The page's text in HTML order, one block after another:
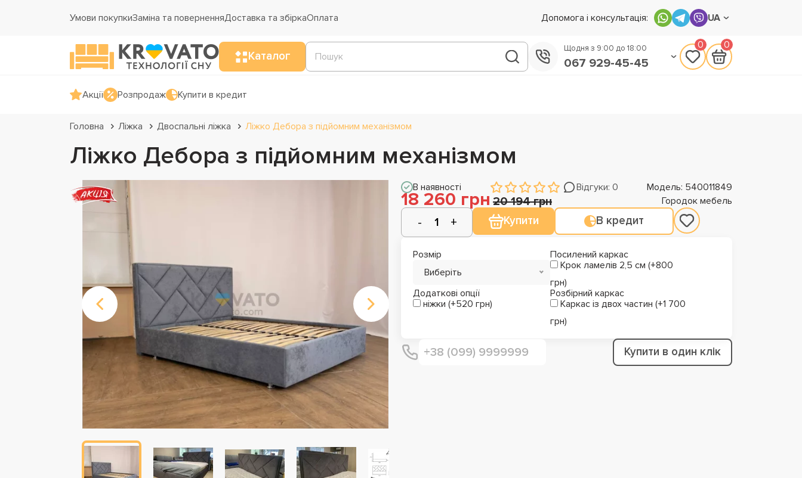
Умови покупкиЗаміна та поверненняДоставка та збіркаОплата Допомога і консультація: UA
Каталог
Щодня з 9:00 до 18:00
067 929-45-45
0 0
Акції Розпродаж Купити в кредит
Головна Ліжка Двоспальні ліжка Ліжко Дебора з підйомним механізмом
Ліжко Дебора з підйомним механізмом
В наявності Відгуки: 0 Модель: 540011849
18 260 грн 20 194 грн Городок мебель
Купити В кредит
Розмір
Виберіть
Посилений каркас
Крок ламелів 2,5 см (+800
грн)
Додаткові опції
ніжки (+520 грн)
Розбірний каркас
Каркас із двох частин (+1 700
грн)
Купити в один клік